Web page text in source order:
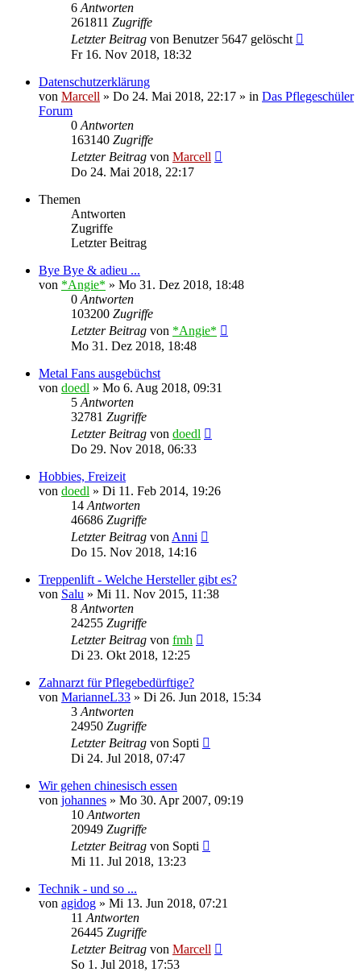
6 Antworten
261811 Zugriffe
Letzter Beitrag von Benutzer 5647 gelöscht
Fr 16. Nov 2018, 18:32
Datenschutzerklärung
von Marcell » Do 24. Mai 2018, 22:17 » in Das Pflegeschüler
Forum
0 Antworten
163140 Zugriffe
Letzter Beitrag von Marcell
Do 24. Mai 2018, 22:17
Themen
Antworten
Zugriffe
Letzter Beitrag
Bye Bye & adieu ...
von *Angie* » Mo 31. Dez 2018, 18:48
0 Antworten
103200 Zugriffe
Letzter Beitrag von *Angie*
Mo 31. Dez 2018, 18:48
Metal Fans ausgebüchst
von doedl » Mo 6. Aug 2018, 09:31
5 Antworten
32781 Zugriffe
Letzter Beitrag von doedl
Do 29. Nov 2018, 06:33
Hobbies, Freizeit
von doedl » Di 11. Feb 2014, 19:26
14 Antworten
46686 Zugriffe
Letzter Beitrag von Anni
Do 15. Nov 2018, 14:16
Treppenlift - Welche Hersteller gibt es?
von Salu » Mi 11. Nov 2015, 11:38
8 Antworten
24255 Zugriffe
Letzter Beitrag von fmh
Di 23. Okt 2018, 12:25
Zahnarzt für Pflegebedürftige?
von MarianneL33 » Di 26. Jun 2018, 15:34
3 Antworten
24950 Zugriffe
Letzter Beitrag von Sopti
Di 24. Jul 2018, 07:47
Wir gehen chinesisch essen
von johannes » Mo 30. Apr 2007, 09:19
10 Antworten
20949 Zugriffe
Letzter Beitrag von Sopti
Mi 11. Jul 2018, 13:23
Technik - und so ...
von agidog » Mi 13. Jun 2018, 07:21
11 Antworten
26445 Zugriffe
Letzter Beitrag von Marcell
So 1. Jul 2018, 17:53